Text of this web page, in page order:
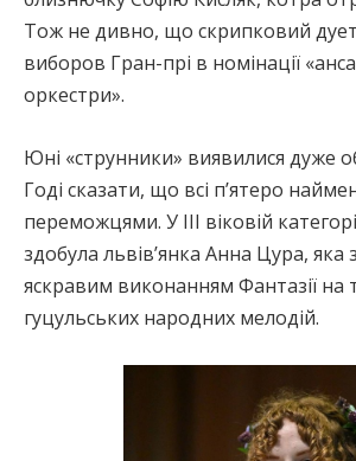
Тож не дивно, що скрипковий дует
виборов Гран-прі в номінації
оркестри».
Юні «струнники» виявилися дуже
Годі сказати, що всі п’ятеро
переможцями. У ІІІ віковій
здобула львів’янка Анна Цура, яка
яскравим виконанням Фантазії на
гуцульських народних мелодій.